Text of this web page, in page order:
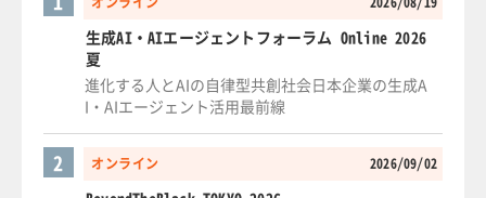
生成AI・AIエージェントフォーラム Online 2026
夏
進化する人とAIの自律型共創社会日本企業の生成A
I・AIエージェント活用最前線
オンライン 2026/09/02
2